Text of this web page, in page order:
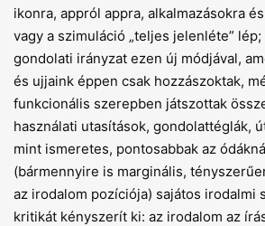
ikonra, appról appra, alkalmazásokra
vagy a szimuláció „teljes jelenléte”
gondolati irányzat ezen új módjával,
és ujjaink éppen csak hozzászoktak,
funkcionális szerepben játszottak
használati utasítások, gondolattéglák,
mint ismeretes, pontosabbak az
(bármennyire is marginális,
az irodalom pozíciója) sajátos irodalmi
kritikát kényszerít ki: az irodalom az